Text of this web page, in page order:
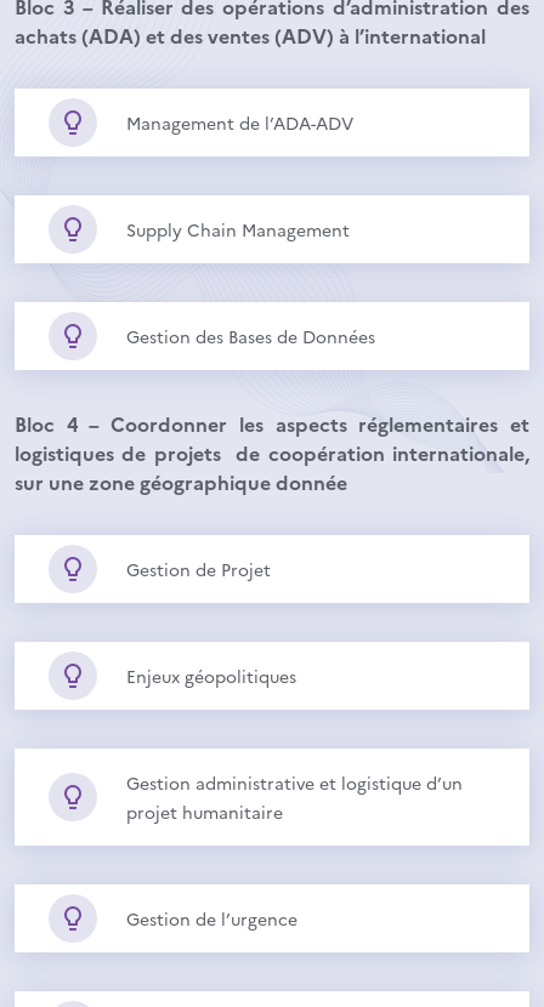
Bloc 3 – Réaliser des opérations d’administration des
achats (ADA) et des ventes (ADV) à l’international
Management de l’ADA-ADV
Supply Chain Management
Gestion des Bases de Données
Bloc 4 – Coordonner les aspects réglementaires et
logistiques de projets de coopération internationale,
sur une zone géographique donnée
Gestion de Projet
Enjeux géopolitiques
Gestion administrative et logistique d’un
projet humanitaire
Gestion de l’urgence